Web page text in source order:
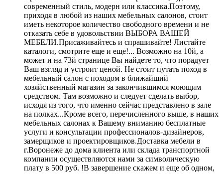
современный стиль, модерн или классика.Поэтому,
приходя в любой из наших мебельных салонов, стоит
иметь некоторое количество свободного времени и не
отказать себе в удовольствии ВЫБОРА ВАШЕЙ
МЕБЕЛИ.Присаживайтесь и спрашивайте! Листайте
каталоги, смотрите еще и еще!... Возможно на 10й, а
может и на 73й странице Вы найдете то, что порадует
Ваш взгляд и устроит ценой. Не стоит путать поход в
мебельный салон с походом в ближайший
хозяйственный магазин за закончившимся моющим
средством. Там возможно и следует сделать выбор,
исходя из того, что именно сейчас представлено в зале
на полках...Кроме всего, перечисленного выше, в наших
мебельных салонах к Вашему вниманию бесплатные
услуги и консультации профессионалов-дизайнеров,
замерщиков и проектировщиков.Доставка мебели в
г.Воронеже до дома клиента или склада транспортной
компании осуществляются нами за символическую
плату в 500 руб. !В завершение скажем и еще об одном,